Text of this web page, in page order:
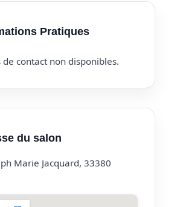
Pratiques
contact non disponibles.
du salon
Marie Jacquard, 33380